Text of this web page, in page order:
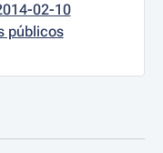
02-10
públicos